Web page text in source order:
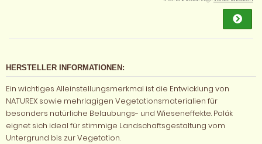
HERSTELLER INFORMATIONEN:
Ein wichtiges Alleinstellungsmerkmal ist die Entwicklung von
NATUREX sowie mehrlagigen Vegetationsmaterialien für
besonders natürliche Belaubungs- und Wieseneffekte. Polák
eignet sich ideal für stimmige Landschaftsgestaltung vom
Untergrund bis zur Vegetation.